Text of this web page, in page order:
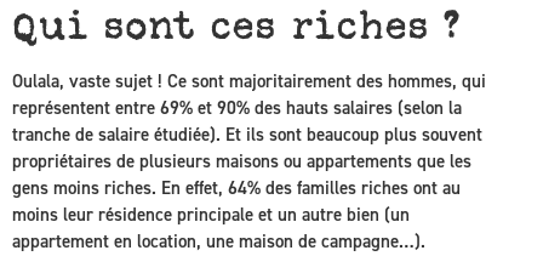
Qui sont ces riches ?
Oulala, vaste sujet ! Ce sont majoritairement des hommes, qui
représentent entre 69% et 90% des hauts salaires (selon la
tranche de salaire étudiée). Et ils sont beaucoup plus souvent
propriétaires de plusieurs maisons ou appartements que les
gens moins riches. En effet, 64% des familles riches ont au
moins leur résidence principale et un autre bien (un
appartement en location, une maison de campagne…).